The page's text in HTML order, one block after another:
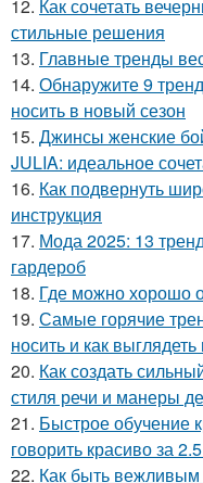
12. Как сочетать
стильные решения
13. Главные тренды
14. Обнаружите 9
носить в новый сезон
15. Джинсы женские
JULIA: идеальное
16. Как подвернуть
инструкция
17. Мода 2025: 13
гардероб
18. Где можно хорошо
19. Самые горячие
носить и как
20. Как создать
стиля речи и манеры
21. Быстрое обучение
говорить красиво за
22. Как быть